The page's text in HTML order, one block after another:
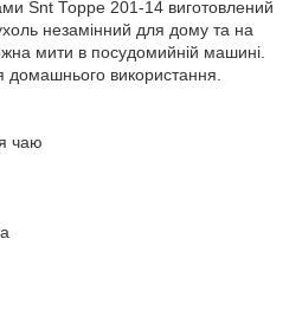
Snt Торре 201-14 виготовлений
незамінний для дому та на
мити в посудомийній машині.
домашнього використання.
чаю